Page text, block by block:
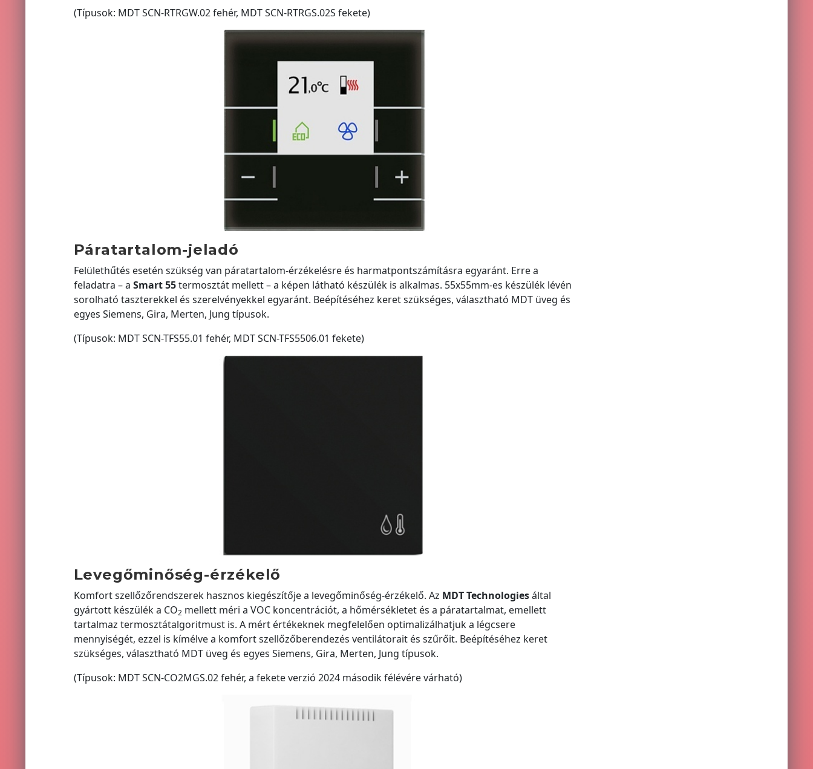
(Típusok: MDT SCN-RTRGW.02 fehér, MDT SCN-RTRGS.02S fekete)
Páratartalom-jeladó
Felülethűtés esetén szükség van páratartalom-érzékelésre és harmatpontszámításra egyaránt. Erre a
feladatra – a Smart 55termosztát mellett – a képen látható készülék is alkalmas. 55x55mm-es készülék lévén
sorolható taszterekkel és szerelvényekkel egyaránt. Beépítéséhez keret szükséges, választható MDT üveg és
egyes Siemens, Gira, Merten, Jung típusok.
(Típusok: MDT SCN-TFS55.01 fehér, MDT SCN-TFS5506.01 fekete)
Levegőminőség-érzékelő
Komfort szellőzőrendszerek hasznos kiegészítője a levegőminőség-érzékelő. Az MDT Technologiesáltal
gyártott készülék a CO2 mellett méri a VOC koncentrációt, a hőmérsékletet és a páratartalmat, emellett
tartalmaz termosztátalgoritmust is. A mért értékeknek megfelelően optimalizálhatjuk a légcsere
mennyiségét, ezzel is kímélve a komfort szellőzőberendezés ventilátorait és szűrőit. Beépítéséhez keret
szükséges, választható MDT üveg és egyes Siemens, Gira, Merten, Jung típusok.
(Típusok: MDT SCN-CO2MGS.02 fehér, a fekete verzió 2024 második félévére várható)